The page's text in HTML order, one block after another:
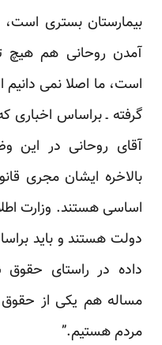
بیمارستان بستری
آمدن روحانی هم هیچ
است، ما اصلا نمی دانیم
گرفته ـ براساس اخباری
آقای روحانی در این
بالاخره ایشان مجری
اساسی هستند. وزارت
دولت هستند و باید
داده در راستای
مساله هم یکی از
مردم هستیم.”